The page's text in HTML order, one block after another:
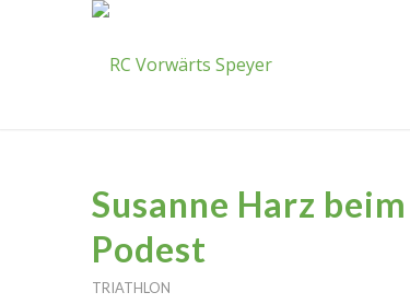
Susanne Harz
Podest
TRIATHLON